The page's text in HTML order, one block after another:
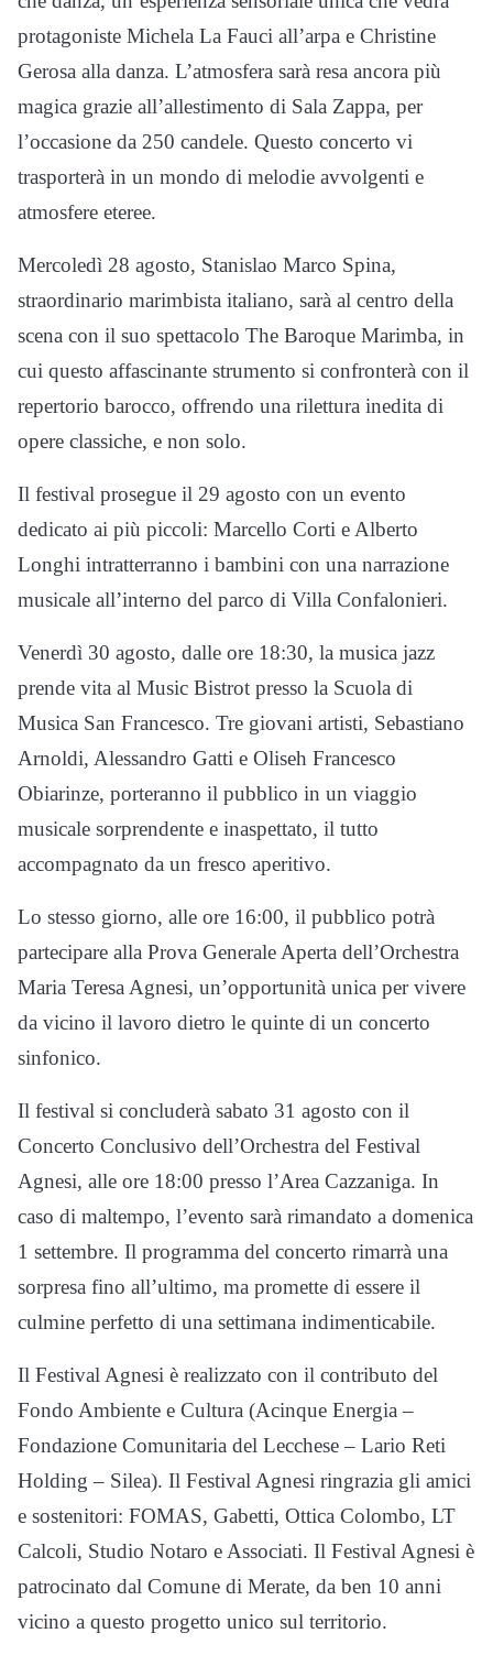
protagoniste Michela La Fauci all’arpa e Christine
Gerosa alla danza. L’atmosfera sarà resa ancora più
magica grazie all’allestimento di Sala Zappa, per
l’occasione da 250 candele. Questo concerto vi
trasporterà in un mondo di melodie avvolgenti e
atmosfere eteree.
Mercoledì 28 agosto, Stanislao Marco Spina,
straordinario marimbista italiano, sarà al centro della
scena con il suo spettacolo The Baroque Marimba, in
cui questo affascinante strumento si confronterà con il
repertorio barocco, offrendo una rilettura inedita di
opere classiche, e non solo.
Il festival prosegue il 29 agosto con un evento
dedicato ai più piccoli: Marcello Corti e Alberto
Longhi intratterranno i bambini con una narrazione
musicale all’interno del parco di Villa Confalonieri.
Venerdì 30 agosto, dalle ore 18:30, la musica jazz
prende vita al Music Bistrot presso la Scuola di
Musica San Francesco. Tre giovani artisti, Sebastiano
Arnoldi, Alessandro Gatti e Oliseh Francesco
Obiarinze, porteranno il pubblico in un viaggio
musicale sorprendente e inaspettato, il tutto
accompagnato da un fresco aperitivo.
Lo stesso giorno, alle ore 16:00, il pubblico potrà
partecipare alla Prova Generale Aperta dell’Orchestra
Maria Teresa Agnesi, un’opportunità unica per vivere
da vicino il lavoro dietro le quinte di un concerto
sinfonico.
Il festival si concluderà sabato 31 agosto con il
Concerto Conclusivo dell’Orchestra del Festival
Agnesi, alle ore 18:00 presso l’Area Cazzaniga. In
caso di maltempo, l’evento sarà rimandato a domenica
1 settembre. Il programma del concerto rimarrà una
sorpresa fino all’ultimo, ma promette di essere il
culmine perfetto di una settimana indimenticabile.
Il Festival Agnesi è realizzato con il contributo del
Fondo Ambiente e Cultura (Acinque Energia –
Fondazione Comunitaria del Lecchese – Lario Reti
Holding – Silea). Il Festival Agnesi ringrazia gli amici
e sostenitori: FOMAS, Gabetti, Ottica Colombo, LT
Calcoli, Studio Notaro e Associati. Il Festival Agnesi è
patrocinato dal Comune di Merate, da ben 10 anni
vicino a questo progetto unico sul territorio.